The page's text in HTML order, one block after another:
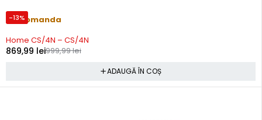
-13%
Precomanda
Home CS/4N – CS/4N
999,99lei
869,99 lei
ADAUGĂ ÎN COȘ